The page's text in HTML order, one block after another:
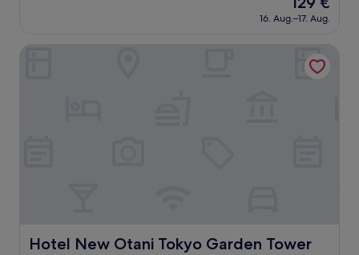
Bewertungen)
Preis
beträgt
16. Aug.–17. Aug.
Hotel New Otani Tokyo Garden Tower
Hotel New Otani Tokyo Garden Tower